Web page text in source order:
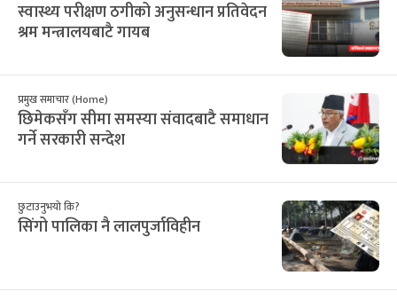
स्वास्थ्य परीक्षण ठगीको अनुसन्धान प्रतिवेदन
श्रम मन्त्रालयबाटै गायब
प्रमुख समाचार (Home)
छिमेकसँग सीमा समस्या संवादबाटै समाधान
गर्ने सरकारी सन्देश
छुटाउनुभयो कि?
सिंगो पालिका नै लालपुर्जाविहीन